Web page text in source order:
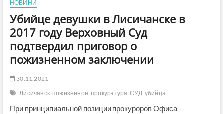
НОВИНИ
Убийце девушки в Лисичанске в
2017 году Верховный Суд
подтвердил приговор о
пожизненном заключении
30.11.2021
Лисичанск пожизненое прокуратура СУД убийца
При принципиальной позиции прокуроров Офиса